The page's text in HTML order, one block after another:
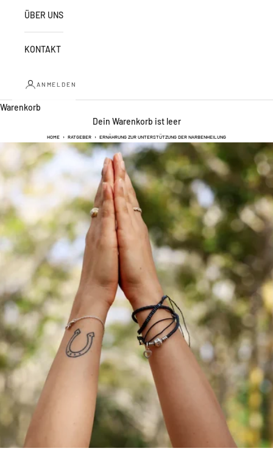
ÜBER UNS
KONTAKT
ANMELDEN
Warenkorb
Dein Warenkorb ist leer
HOME › RATGEBER › ERNÄHRUNG ZUR UNTERSTÜTZUNG DER NARBENHEILUNG